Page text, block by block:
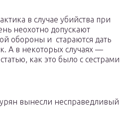
в случае убийства при
неохотно допускают
обороны и стараются дать
А в некоторых случаях —
как это было с сестрами
вынесли несправедливый